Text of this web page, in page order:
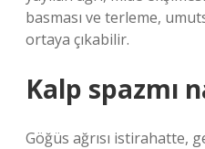
basması ve terleme,
ortaya çıkabilir.
Kalp spazmı
Göğüs ağrısı istirahatte,